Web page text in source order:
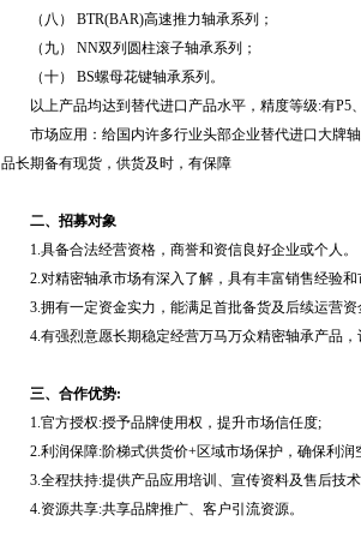
（八） BTR(BAR)高速推力轴承系列；
（九） NN双列圆柱滚子轴承系列；
（十） BS螺母花键轴承系列。
以上产品均达到替代进口产品水平，精度等级:有P5
市场应用：给国内许多行业头部企业替代进口大牌
品长期备有现货，供货及时，有保障
二、招募对象
1.具备合法经营资格，商誉和资信良好企业或个人。
2.对精密轴承市场有深入了解，具有丰富销售经验和
3.拥有一定资金实力，能满足首批备货及后续运营资
4.有强烈意愿长期稳定经营万马万众精密轴承产品
三、合作优势:
1.官方授权:授予品牌使用权，提升市场信任度;
2.利润保障:阶梯式供货价+区域市场保护，确保利润
3.全程扶持:提供产品应用培训、宣传资料及售后技
4.资源共享:共享品牌推广、客户引流资源。